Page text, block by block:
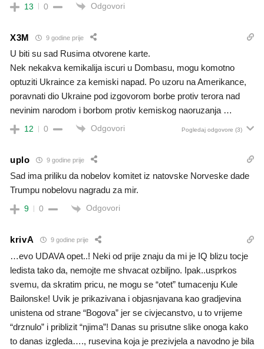
13 0 Odgovori
X3M 9 godine prije
U biti su sad Rusima otvorene karte.
Nek nekakva kemikalija iscuri u Dombasu, mogu komotno
optuziti Ukraince za kemiski napad. Po uzoru na Amerikance,
poravnati dio Ukraine pod izgovorom borbe protiv terora nad
nevinim narodom i borbom protiv kemiskog naoruzanja …
12 0 Odgovori Pogledaj odgovore (3)
uplo 9 godine prije
Sad ima priliku da nobelov komitet iz natovske Norveske dade
Trumpu nobelovu nagradu za mir.
9 0 Odgovori
krivA 9 godine prije
…evo UDAVA opet..! Neki od prije znaju da mi je IQ blizu tocje
ledista tako da, nemojte me shvacat ozbiljno. Ipak..usprkos
svemu, da skratim pricu, ne mogu se “otet” tumacenju Kule
Bailonske! Uvik je prikazivana i objasnjavana kao gradjevina
unistena od strane “Bogova” jer se civjecanstvo, u to vrijeme
“drznulo” i priblizit “njima”! Danas su prisutne slike onoga kako
to danas izgleda…., rusevina koja je prezivjela a navodno je bila